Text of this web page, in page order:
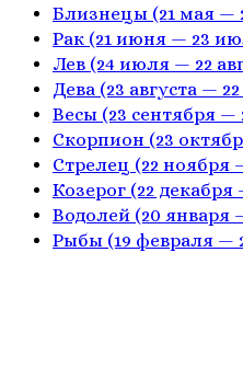
Близнецы (21 мая —
Рак (21 июня — 23
Лев (24 июля — 22
Дева (23 августа —
Весы (23 сентября —
Скорпион (23
Стрелец (22 ноября
Козерог (22 декабря
Водолей (20 января
Рыбы (19 февраля —